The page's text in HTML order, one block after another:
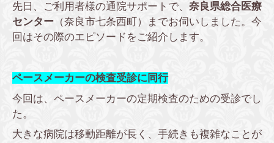
先日、ご利用者様の通院サポートで、 奈良県総合医療
センター （奈良市七条西町）までお伺いしました。今
回はその際のエピソードをご紹介します。
ペースメーカーの検査受診に同行
今回は、ペースメーカーの定期検査のための受診でし
た。
大きな病院は移動距離が長く、手続きも複雑なことが